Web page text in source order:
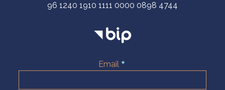
96 1240 1910 1111 0000 0898 4744
Email